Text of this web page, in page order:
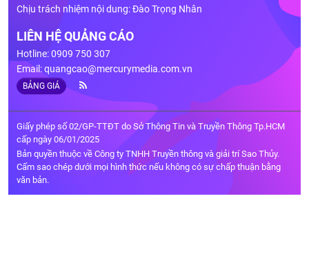
Chịu trách nhiệm nội dung: Đào Trọng Nhân
LIÊN HỆ QUẢNG CÁO
Hotline: 0909 750 307
Email:quangcao@mercurymedia.com.vn
BẢNG GIÁ
Giấy phép số 02/GP-TTĐT do Sở Thông Tin và Truyền Thông Tp.HCM
cấp ngày 06/01/2025
Bản quyền thuộc về Công ty TNHH Truyền thông và giải trí Sao Thủy.
Cấm sao chép dưới mọi hình thức nếu không có sự chấp thuận bằng
văn bản.